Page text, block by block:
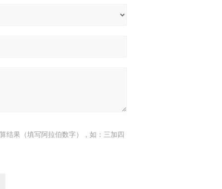
结果（填写阿拉伯数字），如：三加四